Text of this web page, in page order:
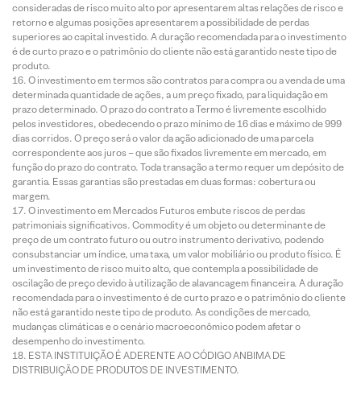
consideradas de risco muito alto por apresentarem altas relações de risco e
retorno e algumas posições apresentarem a possibilidade de perdas
superiores ao capital investido. A duração recomendada para o investimento
é de curto prazo e o patrimônio do cliente não está garantido neste tipo de
produto.
O investimento em termos são contratos para compra ou a venda de uma
determinada quantidade de ações, a um preço fixado, para liquidação em
prazo determinado. O prazo do contrato a Termo é livremente escolhido
pelos investidores, obedecendo o prazo mínimo de 16 dias e máximo de 999
dias corridos. O preço será o valor da ação adicionado de uma parcela
correspondente aos juros – que são fixados livremente em mercado, em
função do prazo do contrato. Toda transação a termo requer um depósito de
garantia. Essas garantias são prestadas em duas formas: cobertura ou
margem.
O investimento em Mercados Futuros embute riscos de perdas
patrimoniais significativos. Commodity é um objeto ou determinante de
preço de um contrato futuro ou outro instrumento derivativo, podendo
consubstanciar um índice, uma taxa, um valor mobiliário ou produto físico. É
um investimento de risco muito alto, que contempla a possibilidade de
oscilação de preço devido à utilização de alavancagem financeira. A duração
recomendada para o investimento é de curto prazo e o patrimônio do cliente
não está garantido neste tipo de produto. As condições de mercado,
mudanças climáticas e o cenário macroeconômico podem afetar o
desempenho do investimento.
ESTA INSTITUIÇÃO É ADERENTE AO CÓDIGO ANBIMA DE
DISTRIBUIÇÃO DE PRODUTOS DE INVESTIMENTO.